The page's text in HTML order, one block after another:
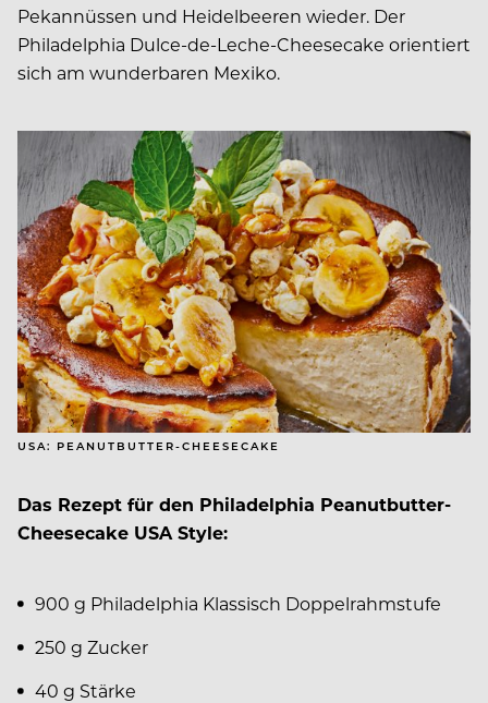
Pekannüssen und Heidelbeeren wieder. Der
Philadelphia Dulce-de-Leche-Cheesecake orientiert
sich am wunderbaren Mexiko.
USA: PEANUTBUTTER-CHEESECAKE
Das Rezept für den Philadelphia Peanutbutter-
Cheesecake USA Style:
900 g Philadelphia Klassisch Doppelrahmstufe
250 g Zucker
40 g Stärke